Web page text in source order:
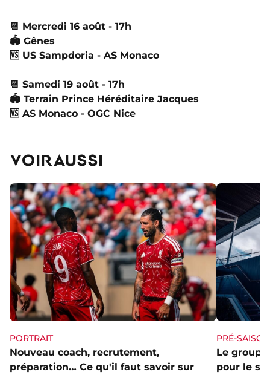
📆 Mercredi 16 août - 17h
🏟 Gênes
🆚 US Sampdoria - AS Monaco
📆 Samedi 19 août - 17h
🏟 Terrain Prince Héréditaire Jacques
🆚 AS Monaco - OGC Nice
VOIR AUSSI
PORTRAIT
Nouveau coach, recrutement,
préparation… Ce qu'il faut savoir sur
PRÉ-SAISON
Le groupe
pour le